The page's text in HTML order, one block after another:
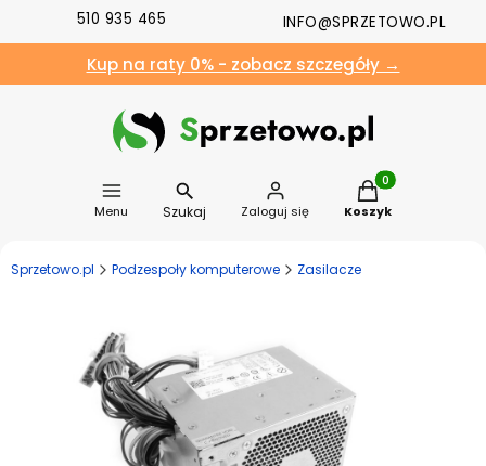
510 935 465 INFO@SPRZETOWO.PL
Kup na raty 0% - zobacz szczegóły →
Menu Szukaj Zaloguj się
Produkty w
Koszyk
Sprzetowo.pl Podzespoły komputerowe Zasilacze